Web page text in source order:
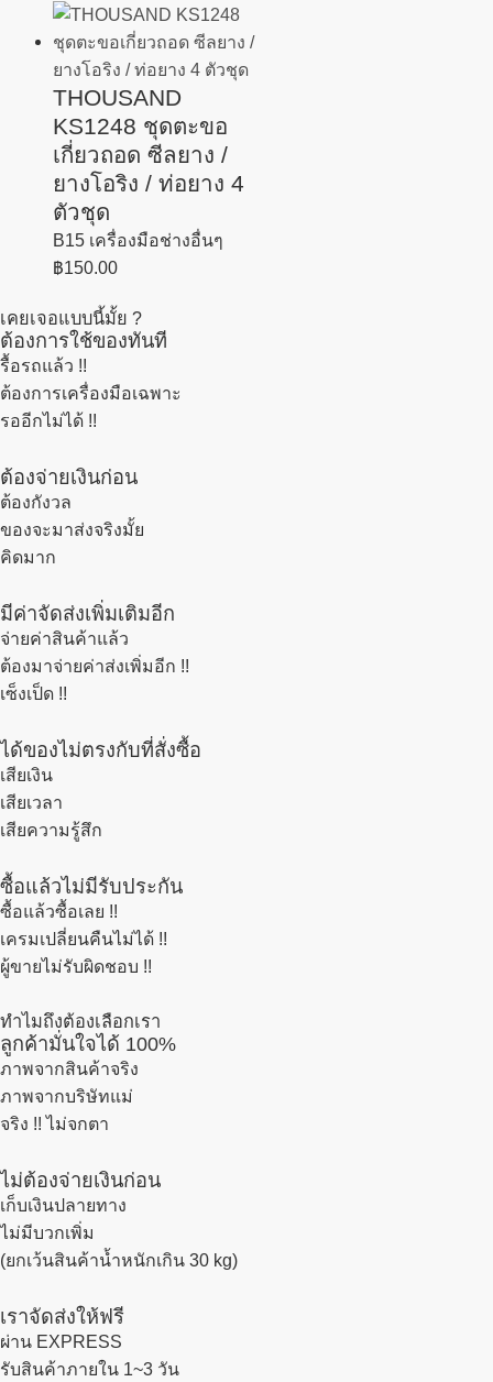
THOUSAND
KS1248 ชุดตะขอ
เกี่ยวถอด ซีลยาง /
ยางโอริง / ท่อยาง 4
ตัวชุด
B15 เครื่องมือช่างอื่นๆ
฿150.00
เคยเจอแบบนี้มั้ย ?
ต้องการใช้ของทันที
รื้อรถแล้ว !!
ต้องการเครื่องมือเฉพาะ
รออีกไม่ได้ !!
ต้องจ่ายเงินก่อน
ต้องกังวล
ของจะมาส่งจริงมั้ย
คิดมาก
มีค่าจัดส่งเพิ่มเติมอีก
จ่ายค่าสินค้าแล้ว
ต้องมาจ่ายค่าส่งเพิ่มอีก !!
เซ็งเป็ด !!
ได้ของไม่ตรงกับที่สั่งซื้อ
เสียเงิน
เสียเวลา
เสียความรู้สึก
ซื้อแล้วไม่มีรับประกัน
ซื้อแล้วซื้อเลย !!
เครมเปลี่ยนคืนไม่ได้ !!
ผู้ขายไม่รับผิดชอบ !!
ทำไมถึงต้องเลือกเรา
ลูกค้ามั่นใจได้ 100%
ภาพจากสินค้าจริง
ภาพจากบริษัทแม่
จริง !! ไม่จกตา
ไม่ต้องจ่ายเงินก่อน
เก็บเงินปลายทาง
ไม่มีบวกเพิ่ม
(ยกเว้นสินค้าน้ำหนักเกิน 30 kg)
เราจัดส่งให้ฟรี
ผ่าน EXPRESS
รับสินค้าภายใน 1~3 วัน